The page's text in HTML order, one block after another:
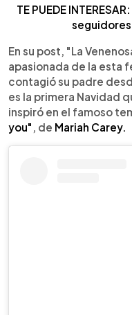
TE PUEDE
En su post, "La
apasionada de la esta
contagió su padre
es la primera Navidad
inspiró en el famoso
you" , de Mariah Carey.